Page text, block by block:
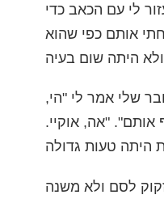
טורקית
לי עם הכאב כדי
אותם כפי שהוא
שלי אמר לי "הי,
אותם". "אה, אוקיי.
לסם ולא משנה